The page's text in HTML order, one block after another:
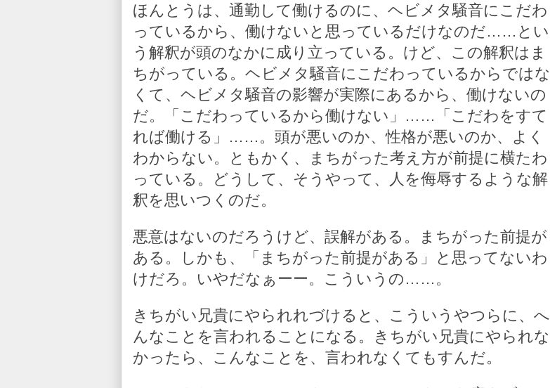
ほんとうは、通勤して働けるのに、ヘビメタ騒音にこだわ
っているから、働けないと思っているだけなのだ……とい
う解釈が頭のなかに成り立っている。けど、この解釈はま
ちがっている。ヘビメタ騒音にこだわっているからではな
くて、ヘビメタ騒音の影響が実際にあるから、働けないの
だ。「こだわっているから働けない」……「こだわをすて
れば働ける」……。頭が悪いのか、性格が悪いのか、よく
わからない。ともかく、まちがった考え方が前提に横たわ
っている。どうして、そうやって、人を侮辱するような解
釈を思いつくのだ。
悪意はないのだろうけど、誤解がある。まちがった前提が
ある。しかも、「まちがった前提がある」と思ってないわ
けだろ。いやだなぁーー。こういうの……。
きちがい兄貴にやられれづけると、こういうやつらに、へ
んなことを言われることになる。きちがい兄貴にやられな
かったら、こんなことを、言われなくてもすんだ。